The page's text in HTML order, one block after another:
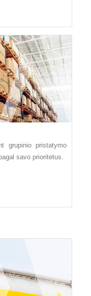
grupinio pristatymo
savo prioritetus.